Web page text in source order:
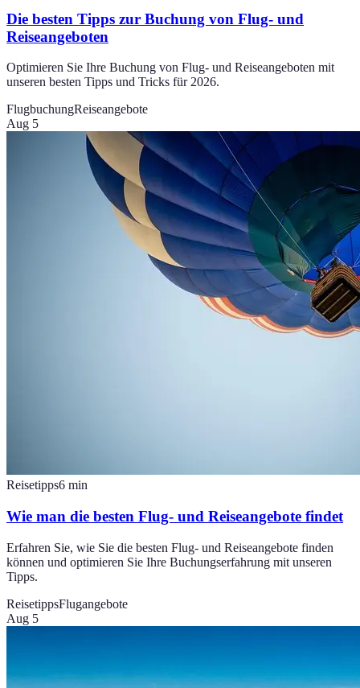
Die besten Tipps zur Buchung von Flug- und
Reiseangeboten
Optimieren Sie Ihre Buchung von Flug- und Reiseangeboten mit
unseren besten Tipps und Tricks für 2026.
FlugbuchungReiseangebote
Aug 5
Reisetipps6 min
Wie man die besten Flug- und Reiseangebote findet
Erfahren Sie, wie Sie die besten Flug- und Reiseangebote finden
können und optimieren Sie Ihre Buchungserfahrung mit unseren
Tipps.
ReisetippsFlugangebote
Aug 5